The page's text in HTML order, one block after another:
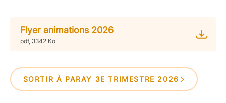
Flyer animations 2026
pdf, 3342 Ko
SORTIR À PARAY 3E TRIMESTRE 2026